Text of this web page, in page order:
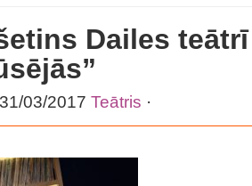
Dailes
31/03/2017 Teātris ·